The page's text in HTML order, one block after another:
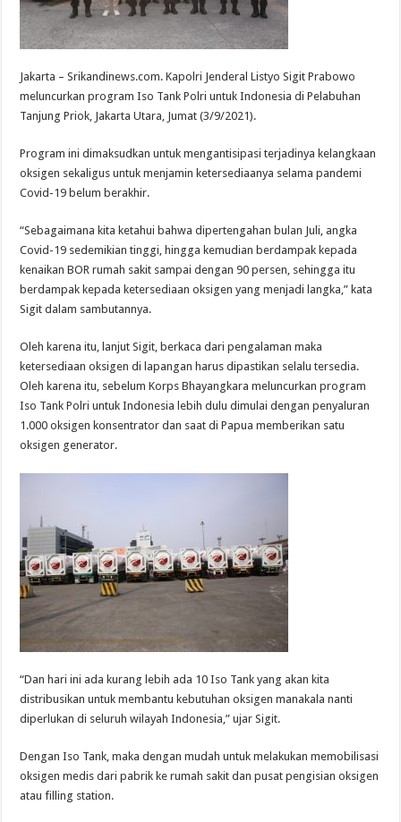
Jakarta – Srikandinews.com. Kapolri Jenderal Listyo Sigit Prabowo
meluncurkan program Iso Tank Polri untuk Indonesia di Pelabuhan
Tanjung Priok, Jakarta Utara, Jumat (3/9/2021).
Program ini dimaksudkan untuk mengantisipasi terjadinya kelangkaan
oksigen sekaligus untuk menjamin ketersediaanya selama pandemi
Covid-19 belum berakhir.
“Sebagaimana kita ketahui bahwa dipertengahan bulan Juli, angka
Covid-19 sedemikian tinggi, hingga kemudian berdampak kepada
kenaikan BOR rumah sakit sampai dengan 90 persen, sehingga itu
berdampak kepada ketersediaan oksigen yang menjadi langka,” kata
Sigit dalam sambutannya.
Oleh karena itu, lanjut Sigit, berkaca dari pengalaman maka
ketersediaan oksigen di lapangan harus dipastikan selalu tersedia.
Oleh karena itu, sebelum Korps Bhayangkara meluncurkan program
Iso Tank Polri untuk Indonesia lebih dulu dimulai dengan penyaluran
1.000 oksigen konsentrator dan saat di Papua memberikan satu
oksigen generator.
“Dan hari ini ada kurang lebih ada 10 Iso Tank yang akan kita
distribusikan untuk membantu kebutuhan oksigen manakala nanti
diperlukan di seluruh wilayah Indonesia,” ujar Sigit.
Dengan Iso Tank, maka dengan mudah untuk melakukan memobilisasi
oksigen medis dari pabrik ke rumah sakit dan pusat pengisian oksigen
atau filling station.